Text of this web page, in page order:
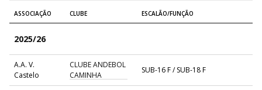
ASSOCIAÇÃO CLUBE ESCALÃO/FUNÇÃO
2025/26
A.A. V.
Castelo
CLUBE ANDEBOL
CAMINHA
SUB-16 F / SUB-18 F